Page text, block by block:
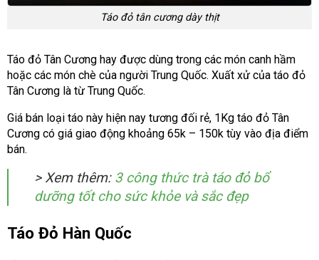
Táo đỏ tân cương dày thịt
Táo đỏ Tân Cương hay được dùng trong các món canh hầm
hoặc các món chè của người Trung Quốc. Xuất xử của táo đỏ
Tân Cương là từ Trung Quốc.
Giá bán loại táo này hiện nay tương đối rẻ, 1Kg táo đỏ Tân
Cương có giá giao động khoảng 65k – 150k tùy vào địa điểm
bán.
> Xem thêm: 3 công thức trà táo đỏ bổ
dưỡng tốt cho sức khỏe và sắc đẹp
Táo Đỏ Hàn Quốc